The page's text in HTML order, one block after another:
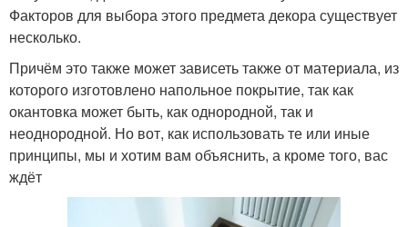
Факторов для выбора этого предмета декора существует
несколько.
Причём это также может зависеть также от материала, из
которого изготовлено напольное покрытие, так как
окантовка может быть, как однородной, так и
неоднородной. Но вот, как использовать те или иные
принципы, мы и хотим вам объяснить, а кроме того, вас
ждёт